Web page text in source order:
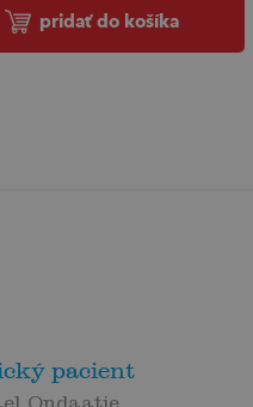
pridať do košíka
pacient
Ondaatje